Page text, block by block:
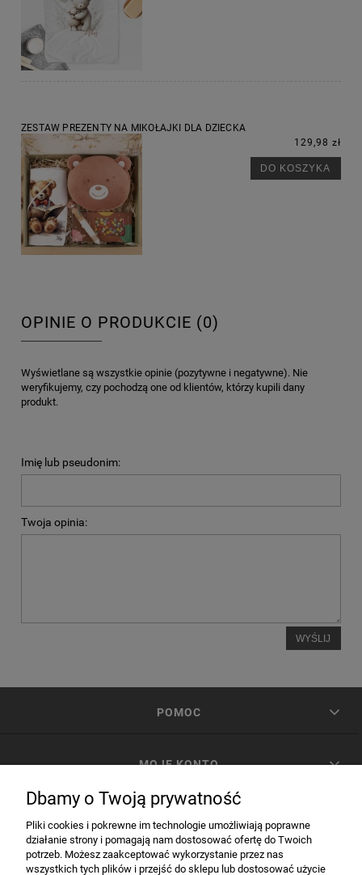
ZESTAW PREZENTY NA MIKOŁAJKI DLA DZIECKA
129,98 zł
DO KOSZYKA
OPINIE O PRODUKCIE (0)
Wyświetlane są wszystkie opinie (pozytywne i negatywne). Nie
weryfikujemy, czy pochodzą one od klientów, którzy kupili dany
produkt.
Imię lub pseudonim:
Twoja opinia:
WYŚLIJ
POMOC
MOJE KONTO
INFORMACJE
Dbamy o Twoją prywatność
Pliki cookies i pokrewne im technologie umożliwiają poprawne
działanie strony i pomagają nam dostosować ofertę do Twoich
potrzeb. Możesz zaakceptować wykorzystanie przez nas
wszystkich tych plików i przejść do sklepu lub dostosować użycie